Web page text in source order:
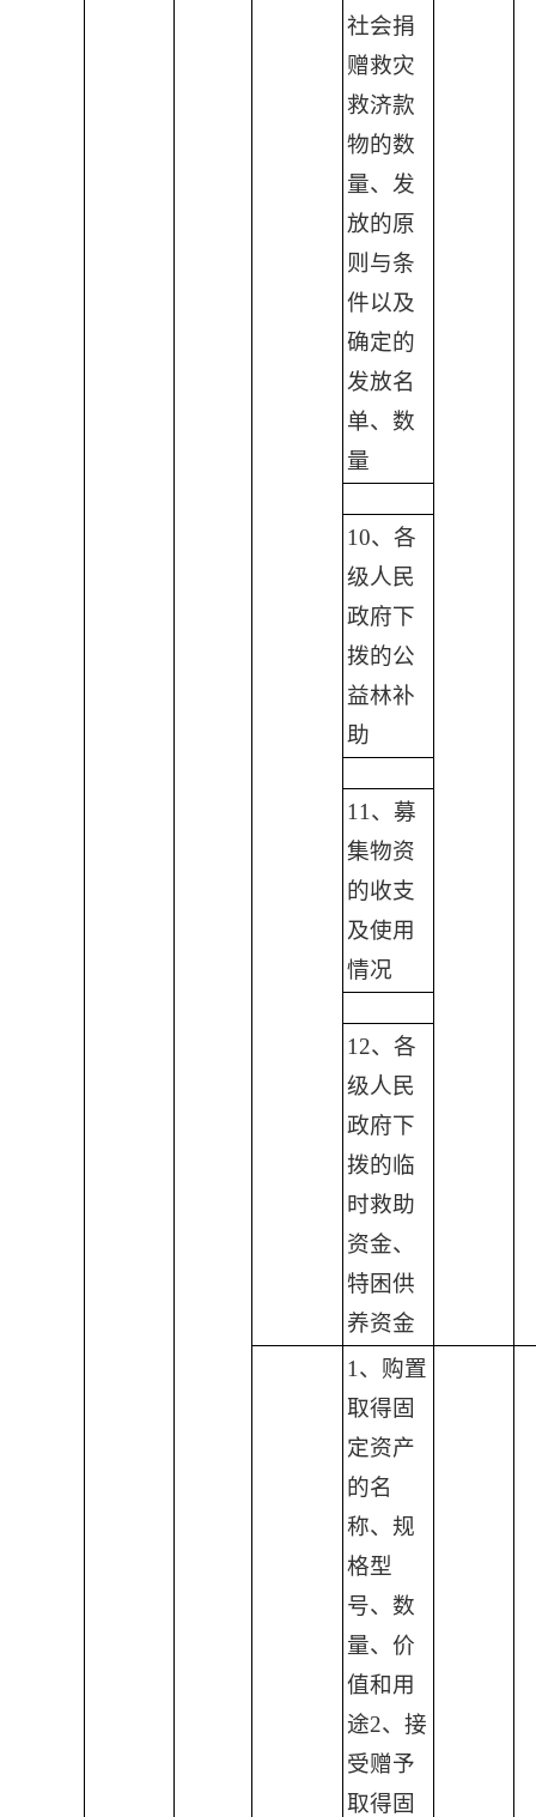
社会捐
赠救灾
救济款
物的数
量、发
放的原
则与条
件以及
确定的
发放名
单、数
量
10、各
级人民
政府下
拨的公
益林补
助
11、募
集物资
的收支
及使用
情况
12、各
级人民
政府下
拨的临
时救助
资金、
特困供
养资金
1、购置
取得固
定资产
的名
称、规
格型
号、数
量、价
值和用
途2、接
受赠予
取得固